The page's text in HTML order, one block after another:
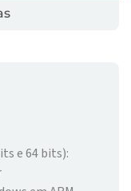
e 64 bits):